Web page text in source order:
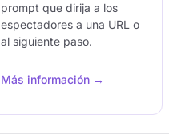
prompt que dirija a los
espectadores a una URL o
al siguiente paso.
Más información →